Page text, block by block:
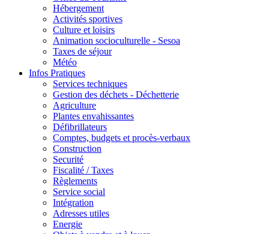
Hébergement
Activités sportives
Culture et loisirs
Animation socioculturelle - Sesoa
Taxes de séjour
Météo
Infos Pratiques
Services techniques
Gestion des déchets - Déchetterie
Agriculture
Plantes envahissantes
Défibrillateurs
Comptes, budgets et procès-verbaux
Construction
Securité
Fiscalité / Taxes
Règlements
Service social
Intégration
Adresses utiles
Energie